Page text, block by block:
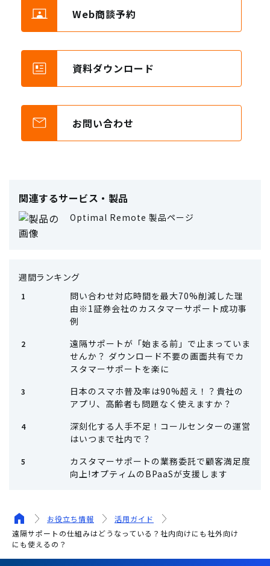
Web商談予約
資料ダウンロード
お問い合わせ
関連するサービス・製品
Optimal Remote 製品ページ
週間ランキング
問い合わせ対応時間を最大70%削減した理
由※1証券会社のカスタマーサポート成功事
例
遠隔サポートが「始まる前」で止まっていま
せんか？ ダウンロード不要の画面共有でカ
スタマーサポートを楽に
日本のスマホ普及率は90%超え！？貴社の
アプリ、高齢者も問題なく使えますか？
深刻化する人手不足！コールセンターの運営
はいつまで社内で？
カスタマーサポートの業務委託で顧客満足度
向上!オプティムのBPaaSが支援します
お役立ち情報
活用ガイド
遠隔サポートの仕組みはどうなっている？社内向けにも社外向け
にも使えるの？